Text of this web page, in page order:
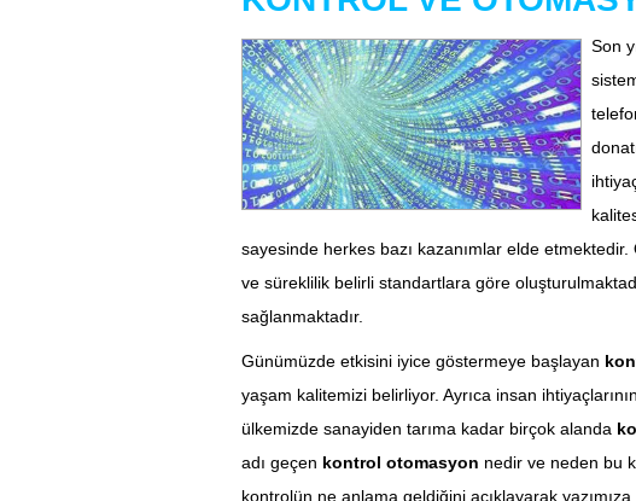
Son
sayesinde herkes bazı kazanımlar elde
ve süreklilik belirli standartlara göre
sağlanmaktadır.
Günümüzde etkisini iyice göstermeye başlayan
yaşam kalitemizi belirliyor. Ayrıca insan
ülkemizde sanayiden tarıma kadar birçok alanda
adı geçen kontrol otomasyon nedir ve neden bu
kontrolün ne anlama geldiğini açıklayarak yazımıza